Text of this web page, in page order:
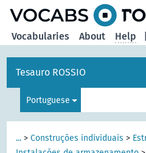
Vocabularies About Help
Tesauro ROSSIO
Portuguese
... >Construções individuais >